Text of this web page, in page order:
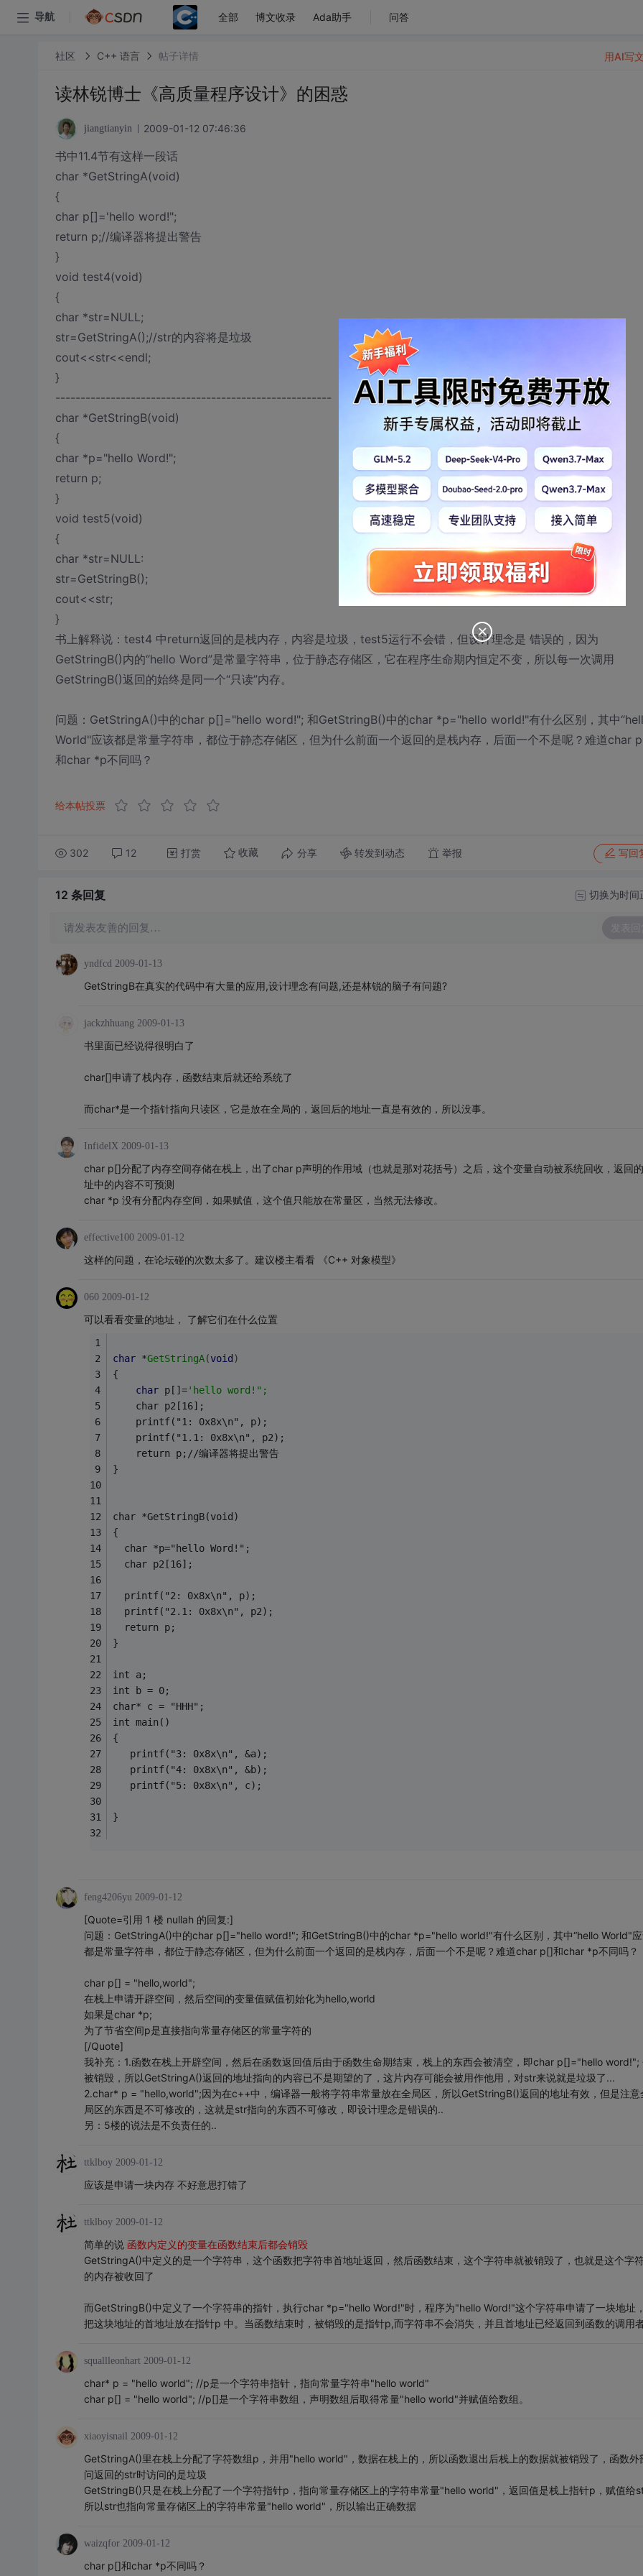
导航 全部 博文收录 Ada助手 问答
社区 C++ 语言 帖子详情
读林锐博士《高质量程序设计》的困惑
jiangtianyin 2009-01-12 07:46:36
书中11.4节有这样一段话
char *GetStringA(void)
{
char p[]='hello word!";
return p;//编译器将提出警告
}
void test4(void)
{
char *str=NULL;
str=GetStringA();//str的内容将是垃圾
cout<<str<<endl;
}
-------------------------------------------------------
char *GetStringB(void)
{
char *p="hello Word!";
return p;
}
void test5(void)
{
char *str=NULL:
str=GetStringB();
cout<<str;
}
书上解释说：test4 中return返回的是栈内存，内容是垃圾，test5运行不会错，但设计理念是 错误的，因为
GetStringB()内的“hello Word”是常量字符串，位于静态存储区，它在程序生命期内恒定不变，所以每一次调用
GetStringB()返回的始终是同一个“只读”内存。
问题：GetStringA()中的char p[]="hello word!"; 和GetStringB()中的char *p="hello world!"有什么区别，其中
World"应该都是常量字符串，都位于静态存储区，但为什么前面一个返回的是栈内存，后面一个不是呢？难道char
和char *p不同吗？
给本帖投票
302 12 打赏 收藏 分享 转发到动态 举报 写回
用AI写
12 条回复 切换为时间
请发表友善的回复… 发表回
yndfcd 2009-01-13
GetStringB在真实的代码中有大量的应用,设计理念有问题,还是林锐的脑子有问题?
jackzhhuang 2009-01-13
书里面已经说得很明白了
char[]申请了栈内存，函数结束后就还给系统了
而char*是一个指针指向只读区，它是放在全局的，返回后的地址一直是有效的，所以没事。
InfidelX 2009-01-13
char p[]分配了内存空间存储在栈上，出了char p声明的作用域（也就是那对花括号）之后，这个变量自动被系统回收，返回
址中的内容不可预测
char *p 没有分配内存空间，如果赋值，这个值只能放在常量区，当然无法修改。
effective100 2009-01-12
这样的问题，在论坛碰的次数太多了。建议楼主看看 《C++ 对象模型》
060 2009-01-12
可以看看变量的地址， 了解它们在什么位置
char *GetStringA(void )
{
char p[]='hello word!";
    char p2[16];
    printf("1: 0x8x\n", p);
    printf("1.1: 0x8x\n", p2);
    return p;//编译器将提出警告
}
char *GetStringB(void)
{
  char *p="hello Word!";
  char p2[16];
  printf("2: 0x8x\n", p);
  printf("2.1: 0x8x\n", p2);
  return p;
}
int a;
int b = 0;
char* c = "HHH";
int main()
{
   printf("3: 0x8x\n", &a);
   printf("4: 0x8x\n", &b);
   printf("5: 0x8x\n", c);
}
feng4206yu 2009-01-12
[Quote=引用 1 楼 nullah 的回复:]
问题：GetStringA()中的char p[]="hello word!"; 和GetStringB()中的char *p="hello world!"有什么区别，其中“hello World"
都是常量字符串，都位于静态存储区，但为什么前面一个返回的是栈内存，后面一个不是呢？难道char p[]和char *p不同吗？
char p[] = "hello,world";
在栈上申请开辟空间，然后空间的变量值赋值初始化为hello,world
如果是char *p;
为了节省空间p是直接指向常量存储区的常量字符的
[/Quote]
我补充：1.函数在栈上开辟空间，然后在函数返回值后由于函数生命期结束，栈上的东西会被清空，即char p[]="hello word!";
被销毁，所以GetStringA()返回的地址指向的内容已不是期望的了，这片内存可能会被用作他用，对str来说就是垃圾了...
2.char* p = "hello,world";因为在c++中，编译器一般将字符串常量放在全局区，所以GetStringB()返回的地址有效，但是注意
局区的东西是不可修改的，这就是str指向的东西不可修改，即设计理念是错误的..
另：5楼的说法是不负责任的..
ttklboy 2009-01-12
应该是申请一块内存 不好意思打错了
ttklboy 2009-01-12
简单的说 函数内定义的变量在函数结束后都会销毁
GetStringA()中定义的是一个字符串，这个函数把字符串首地址返回，然后函数结束，这个字符串就被销毁了，也就是这个字
的内存被收回了
而GetStringB()中定义了一个字符串的指针，执行char *p="hello Word!"时，程序为"hello Word!"这个字符串申请了一块地址
把这块地址的首地址放在指针p 中。当函数结束时，被销毁的是指针p,而字符串不会消失，并且首地址已经返回到函数的调用
squallleonhart 2009-01-12
char* p = "hello world"; //p是一个字符串指针，指向常量字符串"hello world"
char p[] = "hello world"; //p[]是一个字符串数组，声明数组后取得常量"hello world"并赋值给数组。
xiaoyisnail 2009-01-12
GetStringA()里在栈上分配了字符数组p，并用"hello world"，数据在栈上的，所以函数退出后栈上的数据就被销毁了，函数外
问返回的str时访问的是垃圾
GetStringB()只是在栈上分配了一个字符指针p，指向常量存储区上的字符串常量"hello world"，返回值是栈上指针p，赋值给
所以str也指向常量存储区上的字符串常量"hello world"，所以输出正确数据
waizqfor 2009-01-12
char p[]和char *p不同吗？